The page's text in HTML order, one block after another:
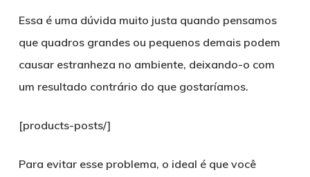
Essa é uma dúvida muito justa quando pensamos
que quadros grandes ou pequenos demais podem
causar estranheza no ambiente, deixando-o com
um resultado contrário do que gostaríamos.
[products-posts/]
Para evitar esse problema, o ideal é que você